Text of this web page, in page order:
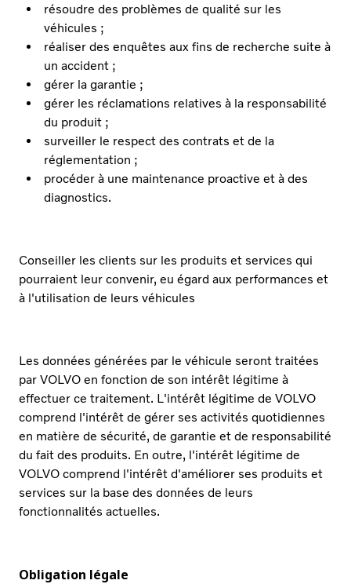
résoudre des problèmes de qualité sur les
véhicules ;
réaliser des enquêtes aux fins de recherche suite à
un accident ;
gérer la garantie ;
gérer les réclamations relatives à la responsabilité
du produit ;
surveiller le respect des contrats et de la
réglementation ;
procéder à une maintenance proactive et à des
diagnostics.
Conseiller les clients sur les produits et services qui
pourraient leur convenir, eu égard aux performances et
à l'utilisation de leurs véhicules
Les données générées par le véhicule seront traitées
par VOLVO en fonction de son intérêt légitime à
effectuer ce traitement. L'intérêt légitime de VOLVO
comprend l'intérêt de gérer ses activités quotidiennes
en matière de sécurité, de garantie et de responsabilité
du fait des produits. En outre, l'intérêt légitime de
VOLVO comprend l'intérêt d'améliorer ses produits et
services sur la base des données de leurs
fonctionnalités actuelles.
Obligation légale